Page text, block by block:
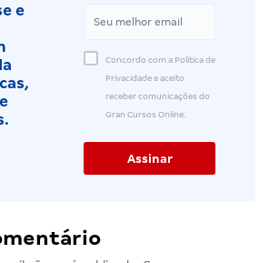
e
Concordo com a Política de
Privacidade e aceito
receber comunicações do
Gran Cursos Online.